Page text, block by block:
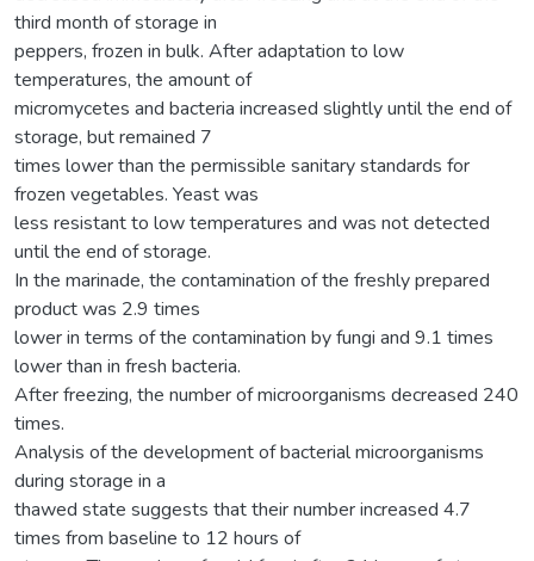
third month of storage in
peppers, frozen in bulk. After adaptation to low
temperatures, the amount of
micromycetes and bacteria increased slightly until the end of
storage, but remained 7
times lower than the permissible sanitary standards for
frozen vegetables. Yeast was
less resistant to low temperatures and was not detected
until the end of storage.
In the marinade, the contamination of the freshly prepared
product was 2.9 times
lower in terms of the contamination by fungi and 9.1 times
lower than in fresh bacteria.
After freezing, the number of microorganisms decreased 240
times.
Analysis of the development of bacterial microorganisms
during storage in a
thawed state suggests that their number increased 4.7
times from baseline to 12 hours of